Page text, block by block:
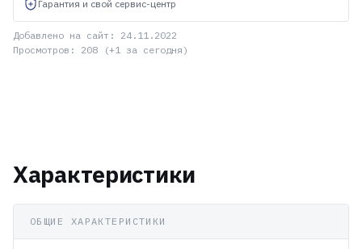
Гарантия и свой сервис-центр
Добавлено на сайт: 24.11.2022
Просмотров: 208 (+1 за сегодня)
Характеристики
ОБЩИЕ ХАРАКТЕРИСТИКИ